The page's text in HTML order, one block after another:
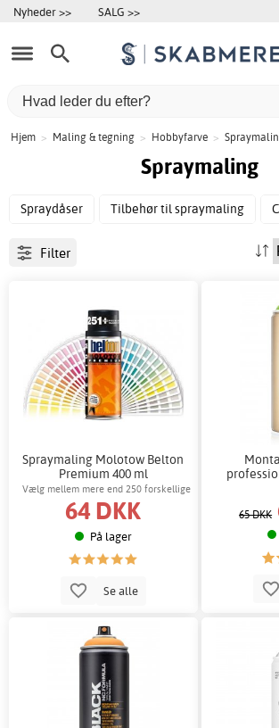
Nyheder >> SALG >>
Hjem > Maling & tegning > Hobbyfarve >
Spraymaling
Spraydåser Tilbehør til spraymaling
Filter
Spraymaling Molotow Belton
Premium 400 ml
Vælg mellem mere end 250 forskellige
farver!
64 DKK
På lager
Se alle
65 DKK